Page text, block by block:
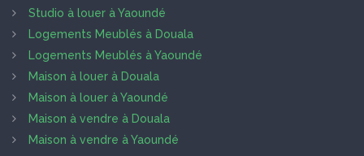
Studio à louer à Yaoundé
Logements Meublés à Douala
Logements Meublés à Yaoundé
Maison à louer à Douala
Maison à louer à Yaoundé
Maison à vendre à Douala
Maison à vendre à Yaoundé